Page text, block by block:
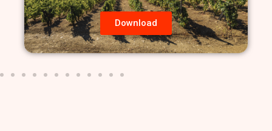
Download